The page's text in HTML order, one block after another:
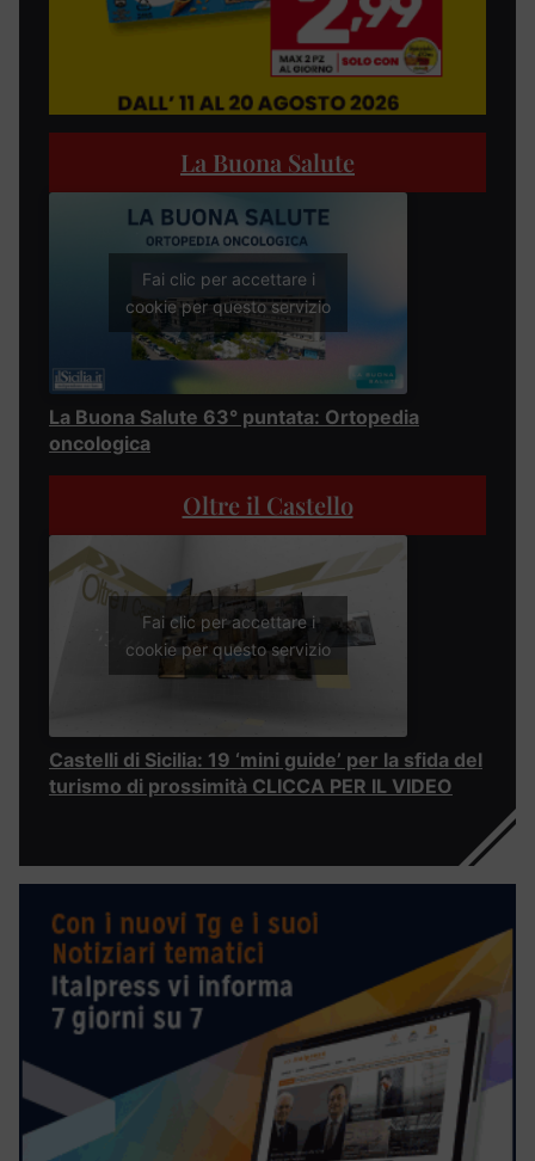
La Buona Salute
Fai clic per accettare i
cookie per questo servizio
La Buona Salute 63° puntata: Ortopedia
oncologica
Oltre il Castello
Fai clic per accettare i
cookie per questo servizio
Castelli di Sicilia: 19 ‘mini guide’ per la sfida del
turismo di prossimità CLICCA PER IL VIDEO